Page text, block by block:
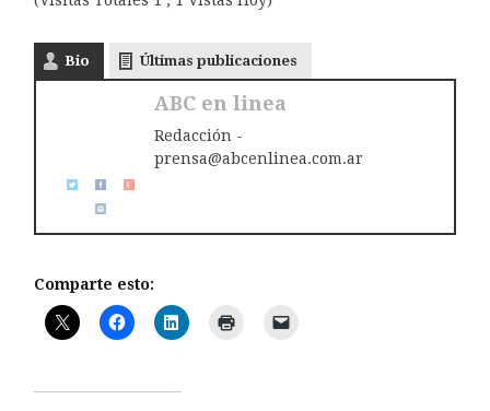
Bio Últimas publicaciones
ABC en linea
Redacción -
prensa@abcenlinea.com.ar
Comparte esto: